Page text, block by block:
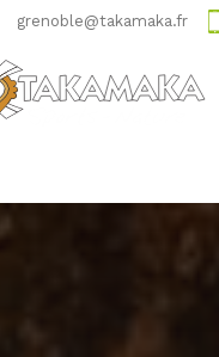
grenoble@takamaka.fr